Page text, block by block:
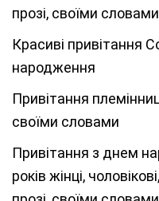
прозі, своїми
Красиві привітання
народження
Привітання
своїми словами
Привітання з днем
років жінці,